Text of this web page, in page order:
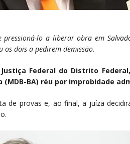
pressioná-lo a liberar obra em
os dois a pedirem demissão.
Federal do Distrito
BA) réu por improbidade
de provas e, ao final, a juíza